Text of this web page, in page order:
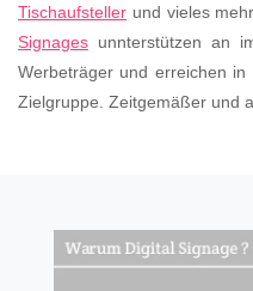
Tischaufsteller und vieles
Signages unnterstützen an
Werbeträger und erreichen
Zielgruppe. Zeitgemäßer und